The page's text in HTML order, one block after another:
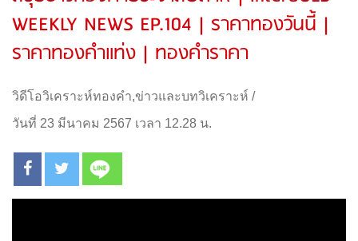
WEEKLY NEWS EP.104 | ราคาทองวันนี้ |
ราคาทองคำแท่ง | ทองคำราคา
วิดีโอวิเคราะห์ทองคำ,ข่าวและบทวิเคราะห์ /
วันที่ 23 มีนาคม 2567 เวลา 12.28 น.